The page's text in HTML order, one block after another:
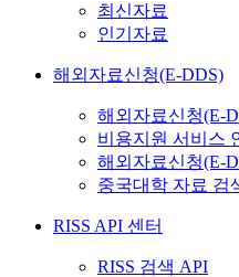
최신자료
인기자료
해외자료신청(E-DDS)
해외자료신청(E-
비용지원 서비스
해외자료신청(E-
중국대학 자료 검
RISS API 센터
RISS 검색 API